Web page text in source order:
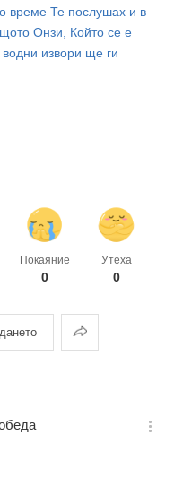
време Те послушах и в
Онзи, Който се е
извори ще ги
Покаяние
0
Утеха
0
Споделяне
옵